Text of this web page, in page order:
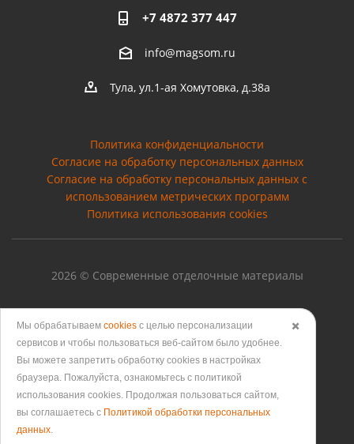
+7 4872 377 447
info@magsom.ru
Тула, ул.1-ая Хомутовка, д.38а
Политика конфиденциальности
Согласие на обработку персональных данных
Cогласие на обработку персональных данных с
использованием метрических программ
Политика использования cookies
2026 © Современные отделочные материалы
Версия для печати
✖️
Мы обрабатываем cookies с целью персонализации
сервисов и чтобы пользоваться веб-сайтом было удобнее.
Вы можете запретить обработку сookies в настройках
браузера. Пожалуйста, ознакомьтесь с политикой
использования cookies. Продолжая пользоваться сайтом,
вы соглашаетесь с Политикой обработки персональных
данных.